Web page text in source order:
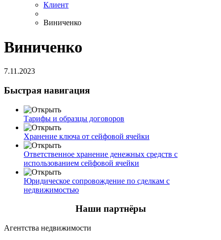
Клиент
Виниченко
Виниченко
7.11.2023
Быстрая навигация
Тарифы и образцы договоров
Хранение ключа от сейфовой ячейки
Ответственное хранение денежных средств с
использованием сейфовой ячейки
Юридическое сопровождение по сделкам с
недвижимостью
Наши партнёры
Агентства недвижимости